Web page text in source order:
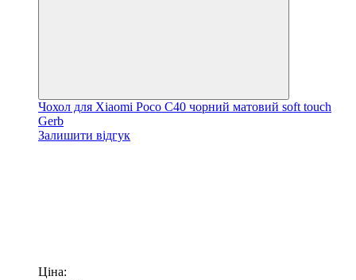
Чохол для Xiaomi Poco C40 чорний матовий soft touch
Gerb
Залишити відгук
Ціна: